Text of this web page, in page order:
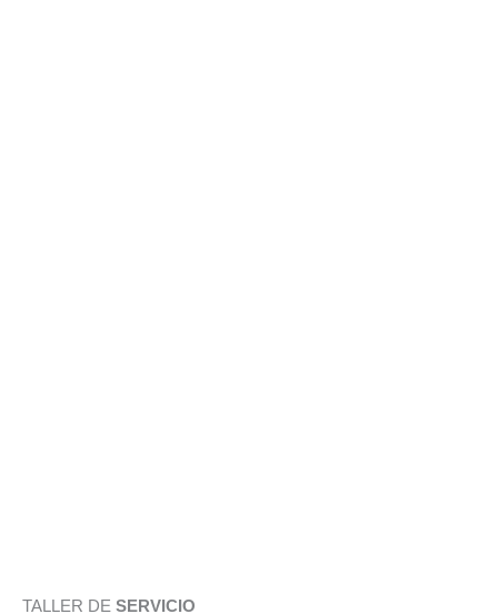
TALLER DE SERVICIO